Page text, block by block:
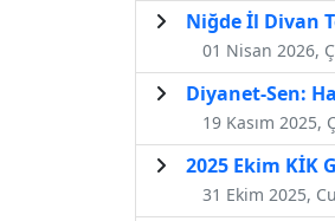
Niğde İl Divan
01 Nisan 2026,
Diyanet-Sen:
19 Kasım 2025,
2025 Ekim KİK
31 Ekim 2025,